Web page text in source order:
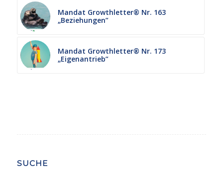
Mandat Growthletter® Nr. 163
„Beziehungen”
Mandat Growthletter® Nr. 173
„Eigenantrieb”
SUCHE